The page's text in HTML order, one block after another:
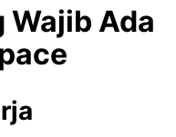
Wajib Ada